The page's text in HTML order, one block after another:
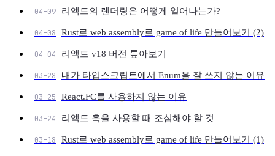
04-09 리액트의 렌더링은 어떻게 일어나는가?
04-08 Rust로 web assembly로 game of life 만들어보기 (2)
04-04 리액트 v18 버전 톺아보기
03-28 내가 타입스크립트에서 Enum을 잘 쓰지 않는 이유
03-25 React.FC를 사용하지 않는 이유
03-24 리액트 훅을 사용할 때 조심해야 할 것
03-18 Rust로 web assembly로 game of life 만들어보기 (1)